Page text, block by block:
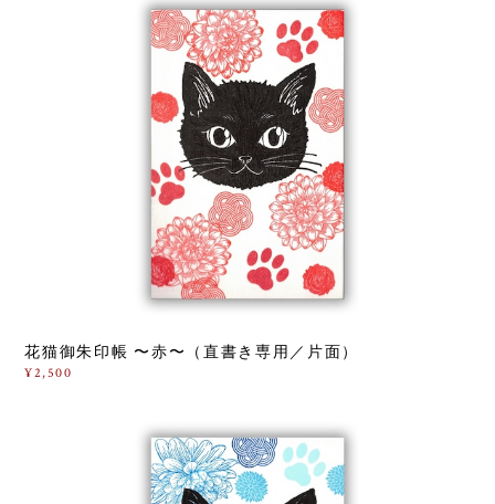
花猫御朱印帳 〜赤〜（直書き専用／片面）
¥2,500